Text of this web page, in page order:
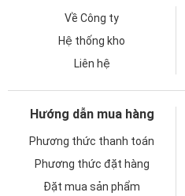
Về Công ty
Hệ thống kho
Liên hệ
Hướng dẫn mua hàng
Phương thức thanh toán
Phương thức đặt hàng
Đặt mua sản phẩm